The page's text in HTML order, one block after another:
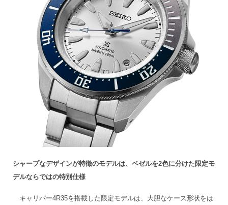
シャープなデザインが特徴のモデルは、ベゼルを2色に分けた限定モ
デルならではの特別仕様
キャリバー4R35を搭載した限定モデルは、大胆なケース形状をは